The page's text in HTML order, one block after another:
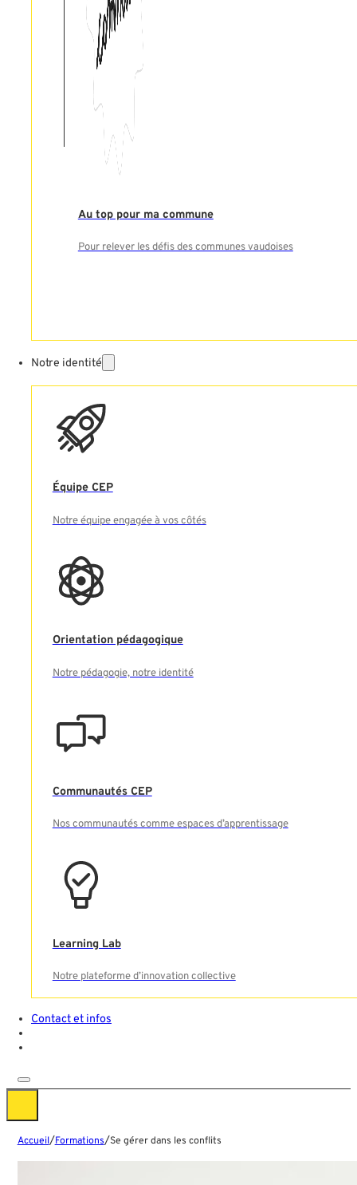
Au top pour ma commune
Pour relever les défis des communes vaudoises
Notre identité
Équipe CEP
Notre équipe engagée à vos côtés
Orientation pédagogique
Notre pédagogie, notre identité
Communautés CEP
Nos communautés comme espaces d’apprentissage
Learning Lab
Notre plateforme d’innovation collective
Contact et infos
Accueil/Formations/Se gérer dans les conflits